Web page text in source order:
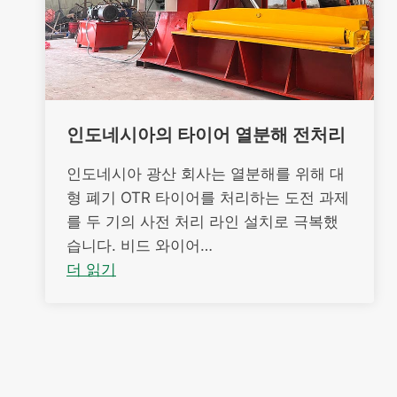
인도네시아의 타이어 열분해 전처리
인도네시아 광산 회사는 열분해를 위해 대
형 폐기 OTR 타이어를 처리하는 도전 과제
를 두 기의 사전 처리 라인 설치로 극복했
습니다. 비드 와이어…
더 읽기